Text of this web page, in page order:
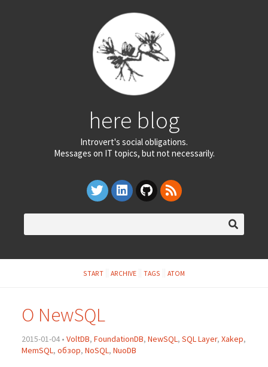
here blog
Introvert's social obligations.
Messages on IT topics, but not necessarily.
START ARCHIVE TAGS ATOM
О NewSQL
2015-01-04 • VoltDB, FoundationDB, NewSQL, SQL Layer, Xakep,
MemSQL, обзор, NoSQL, NuoDB